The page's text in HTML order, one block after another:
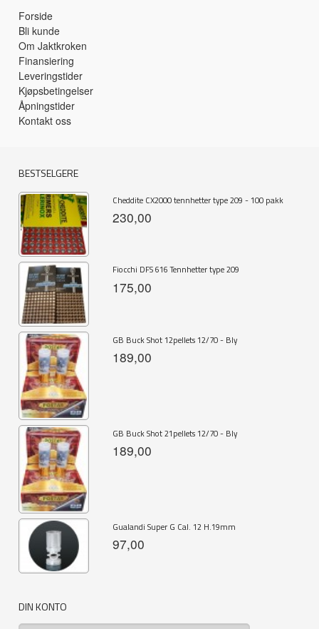
Forside
Bli kunde
Om Jaktkroken
Finansiering
Leveringstider
Kjøpsbetingelser
Åpningstider
Kontakt oss
BESTSELGERE
Cheddite CX2000 tennhetter type 209 - 100 pakk
230,00
Fiocchi DFS 616 Tennhetter type 209
175,00
GB Buck Shot 12pellets 12/70 - Bly
189,00
GB Buck Shot 21pellets 12/70 - Bly
189,00
Gualandi Super G Cal. 12 H.19mm
97,00
DIN KONTO